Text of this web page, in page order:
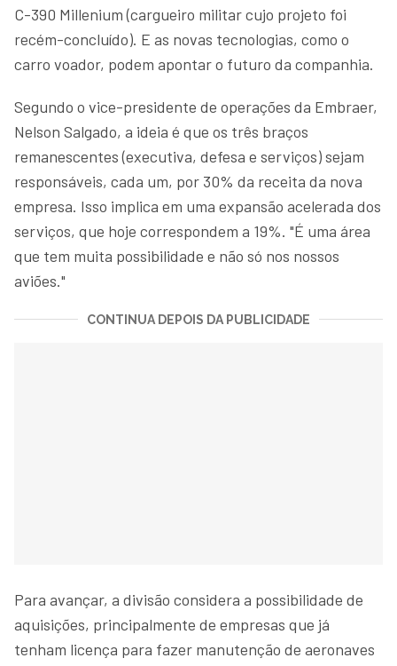
C-390 Millenium (cargueiro militar cujo projeto foi
recém-concluído). E as novas tecnologias, como o
carro voador, podem apontar o futuro da companhia.
Segundo o vice-presidente de operações da Embraer,
Nelson Salgado, a ideia é que os três braços
remanescentes (executiva, defesa e serviços) sejam
responsáveis, cada um, por 30% da receita da nova
empresa. Isso implica em uma expansão acelerada dos
serviços, que hoje correspondem a 19%. "É uma área
que tem muita possibilidade e não só nos nossos
aviões."
CONTINUA DEPOIS DA PUBLICIDADE
Para avançar, a divisão considera a possibilidade de
aquisições, principalmente de empresas que já
tenham licença para fazer manutenção de aeronaves